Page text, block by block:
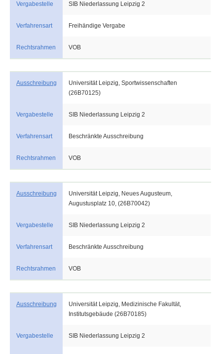
Vergabestelle SIB Niederlassung Leipzig 2
Verfahrensart Freihändige Vergabe
Rechtsrahmen VOB
Ausschreibung
Universität Leipzig, Sportwissenschaften
(26B70125)
Vergabestelle SIB Niederlassung Leipzig 2
Verfahrensart Beschränkte Ausschreibung
Rechtsrahmen VOB
Ausschreibung
Universität Leipzig, Neues Augusteum,
Augustusplatz 10, (26B70042)
Vergabestelle SIB Niederlassung Leipzig 2
Verfahrensart Beschränkte Ausschreibung
Rechtsrahmen VOB
Ausschreibung
Universität Leipzig, Medizinische Fakultät,
Institutsgebäude (26B70185)
Vergabestelle SIB Niederlassung Leipzig 2